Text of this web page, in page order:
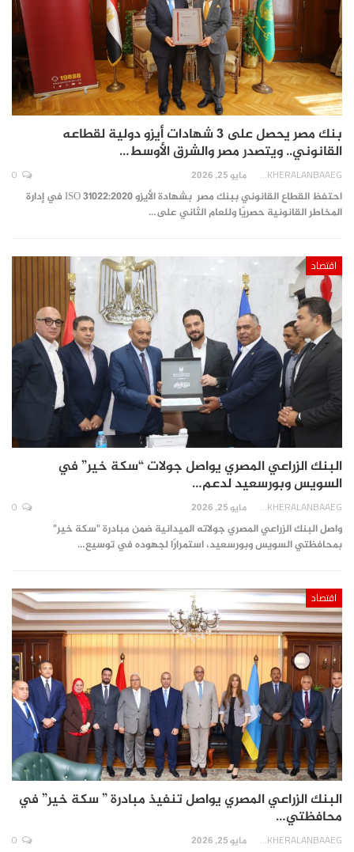
بنك مصر يحصل على 3 شهادات أيزو دولية لقطاعه
القانوني.. ويتصدر مصر والشرق الأوسط…
AKHERALANBAAEG مايو 25, 2026
احتفظ القطاع القانوني ببنك مصر بشهادة الأيزو ISO 31022:2020 في إدارة
المخاطر القانونية حصريًا وللعام الثاني على…
اقتصاد
البنك الزراعي المصري يواصل جولات “سكة خير” في
السويس وبورسعيد لدعم…
AKHERALANBAAEG مايو 25, 2026
واصل البنك الزراعي المصري جولاته الميدانية ضمن مبادرة "سكة خير"
بمحافظتي السويس وبورسعيد، استمرارًا لجهوده في توسيع…
اقتصاد
البنك الزراعي المصري يواصل تنفيذ مبادرة ” سكة خير” في
محافظتي…
AKHERALANBAAEG مايو 25, 2026